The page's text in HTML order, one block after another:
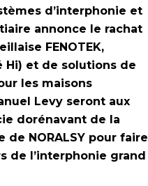
d’interphonie et
annonce le rachat
FENOTEK,
Hi) et de solutions de
les maisons
Levy seront aux
dorénavant de la
NORALSY pour faire
de l’interphonie grand